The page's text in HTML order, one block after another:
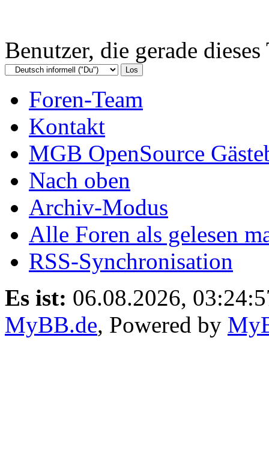
Benutzer, die gerade
Foren-Team
Kontakt
MGB OpenSource
Nach oben
Archiv-Modus
Alle Foren als gelesen
RSS-Synchronisation
Es ist: 06.08.2026,
MyBB.de, Powered by